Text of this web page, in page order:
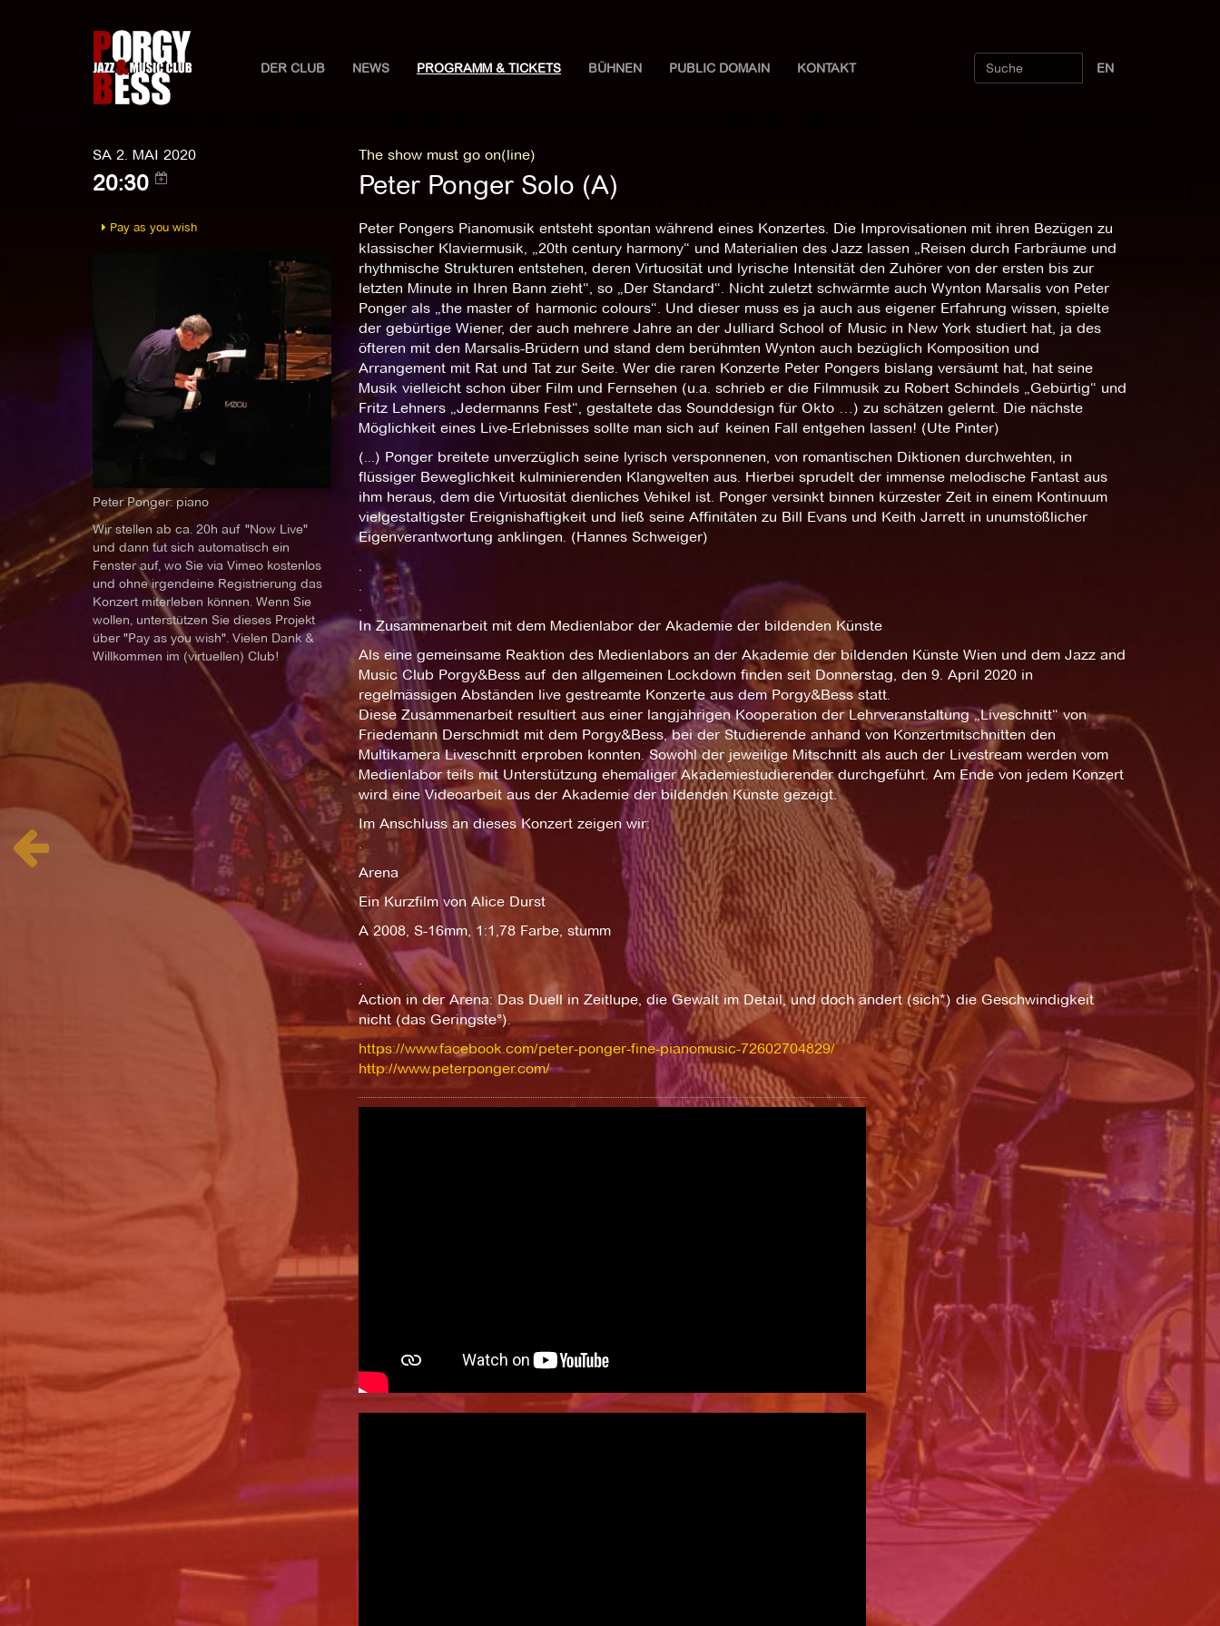
DER CLUB NEWS PROGRAMM & TICKETS BÜHNEN PUBLIC DOMAIN KONTAKT EN
SA 2. MAI 2020
20:30
The show must go on(line)
Peter Ponger Solo (A)
Pay as you wish
Peter Ponger: piano
Wir stellen ab ca. 20h auf "Now Live"
und dann tut sich automatisch ein
Fenster auf, wo Sie via Vimeo kostenlos
und ohne irgendeine Registrierung das
Konzert miterleben können. Wenn Sie
wollen, unterstützen Sie dieses Projekt
über "Pay as you wish". Vielen Dank &
Willkommen im (virtuellen) Club!
Peter Pongers Pianomusik entsteht spontan während eines Konzertes. Die Improvisationen mit ihren Bezügen zu
klassischer Klaviermusik, „20th century harmony“ und Materialien des Jazz lassen „Reisen durch Farbräume und
rhythmische Strukturen entstehen, deren Virtuosität und lyrische Intensität den Zuhörer von der ersten bis zur
letzten Minute in Ihren Bann zieht“, so „Der Standard“. Nicht zuletzt schwärmte auch Wynton Marsalis von Peter
Ponger als „the master of harmonic colours“. Und dieser muss es ja auch aus eigener Erfahrung wissen, spielte
der gebürtige Wiener, der auch mehrere Jahre an der Julliard School of Music in New York studiert hat, ja des
öfteren mit den Marsalis-Brüdern und stand dem berühmten Wynton auch bezüglich Komposition und
Arrangement mit Rat und Tat zur Seite. Wer die raren Konzerte Peter Pongers bislang versäumt hat, hat seine
Musik vielleicht schon über Film und Fernsehen (u.a. schrieb er die Filmmusik zu Robert Schindels „Gebürtig“ und
Fritz Lehners „Jedermanns Fest“, gestaltete das Sounddesign für Okto …) zu schätzen gelernt. Die nächste
Möglichkeit eines Live-Erlebnisses sollte man sich auf keinen Fall entgehen lassen! (Ute Pinter)
(...) Ponger breitete unverzüglich seine lyrisch versponnenen, von romantischen Diktionen durchwehten, in
flüssiger Beweglichkeit kulminierenden Klangwelten aus. Hierbei sprudelt der immense melodische Fantast aus
ihm heraus, dem die Virtuosität dienliches Vehikel ist. Ponger versinkt binnen kürzester Zeit in einem Kontinuum
vielgestaltigster Ereignishaftigkeit und ließ seine Affinitäten zu Bill Evans und Keith Jarrett in unumstößlicher
Eigenverantwortung anklingen. (Hannes Schweiger)
.
.
.
In Zusammenarbeit mit dem Medienlabor der Akademie der bildenden Künste
Als eine gemeinsame Reaktion des Medienlabors an der Akademie der bildenden Künste Wien und dem Jazz and
Music Club Porgy&Bess auf den allgemeinen Lockdown finden seit Donnerstag, den 9. April 2020 in
regelmässigen Abständen live gestreamte Konzerte aus dem Porgy&Bess statt.
Diese Zusammenarbeit resultiert aus einer langjährigen Kooperation der Lehrveranstaltung „Liveschnitt“ von
Friedemann Derschmidt mit dem Porgy&Bess, bei der Studierende anhand von Konzertmitschnitten den
Multikamera Liveschnitt erproben konnten. Sowohl der jeweilige Mitschnitt als auch der Livestream werden vom
Medienlabor teils mit Unterstützung ehemaliger Akademiestudierender durchgeführt. Am Ende von jedem Konzert
wird eine Videoarbeit aus der Akademie der bildenden Künste gezeigt.
Im Anschluss an dieses Konzert zeigen wir:
.
Arena
Ein Kurzfilm von Alice Durst
A 2008, S-16mm, 1:1,78 Farbe, stumm
.
.
Action in der Arena: Das Duell in Zeitlupe, die Gewalt im Detail, und doch ändert (sich*) die Geschwindigkeit
nicht (das Geringste°).
https://www.facebook.com/peter-ponger-fine-pianomusic-72602704829/
http://www.peterponger.com/